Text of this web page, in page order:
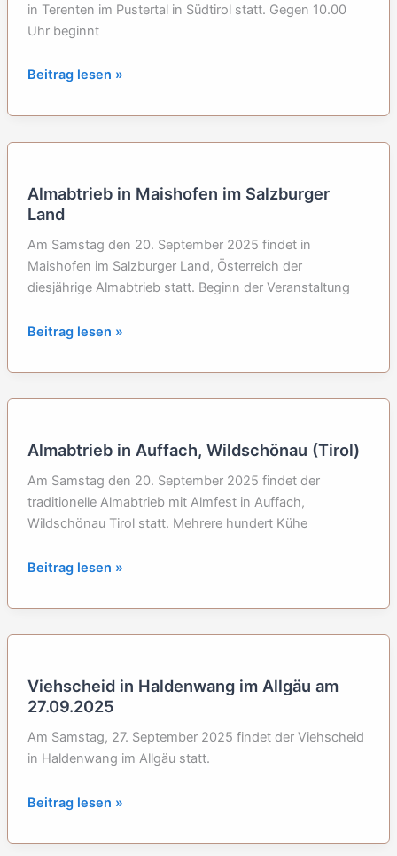
in Terenten im Pustertal in Südtirol statt. Gegen 10.00
Uhr beginnt
Almabtrieb
Terenten
Beitrag lesen »
Almabtrieb in Maishofen im Salzburger
Land
Am Samstag den 20. September 2025 findet in
Maishofen im Salzburger Land, Österreich der
diesjährige Almabtrieb statt. Beginn der Veranstaltung
Almabtrieb
Maishofen
Beitrag lesen »
Almabtrieb in Auffach, Wildschönau (Tirol)
Am Samstag den 20. September 2025 findet der
traditionelle Almabtrieb mit Almfest in Auffach,
Wildschönau Tirol statt. Mehrere hundert Kühe
Almabtrieb
Auffach,
Beitrag lesen »
Viehscheid in Haldenwang im Allgäu am
27.09.2025
Am Samstag, 27. September 2025 findet der Viehscheid
in Haldenwang im Allgäu statt.
Viehscheid
Haldenwang
Beitrag lesen »